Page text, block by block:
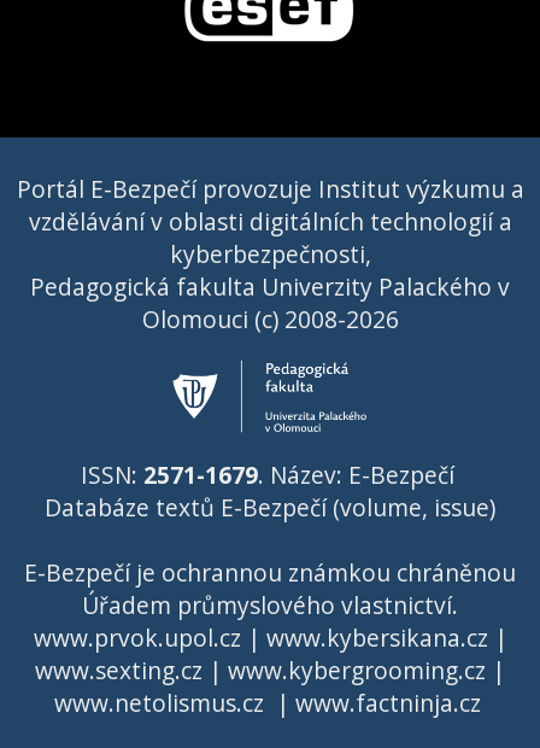
Portál E-Bezpečí provozuje Institut výzkumu a
vzdělávání v oblasti digitálních technologií a
kyberbezpečnosti,
Pedagogická fakulta Univerzity Palackého v
Olomouci (c) 2008-2026
ISSN: 2571-1679. Název: E-Bezpečí
Databáze textů E-Bezpečí (volume, issue)
E-Bezpečí je ochrannou známkou chráněnou
Úřadem průmyslového vlastnictví.
www.prvok.upol.cz | www.kybersikana.cz |
www.sexting.cz | www.kybergrooming.cz |
www.netolismus.cz | www.factninja.cz